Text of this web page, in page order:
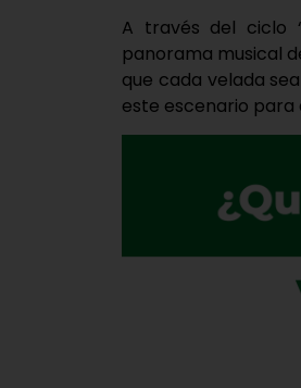
A través del ciclo
panorama musical
que cada velada
este escenario para